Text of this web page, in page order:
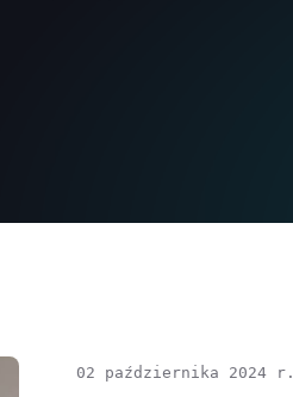
02 października 2024 r.